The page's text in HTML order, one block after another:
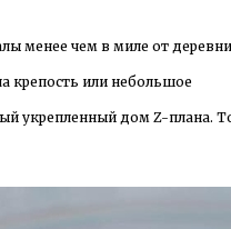
(Calvin Nicholls)
менее чем в миле от деревни
крепость или небольшое
укрепленный дом Z-плана.